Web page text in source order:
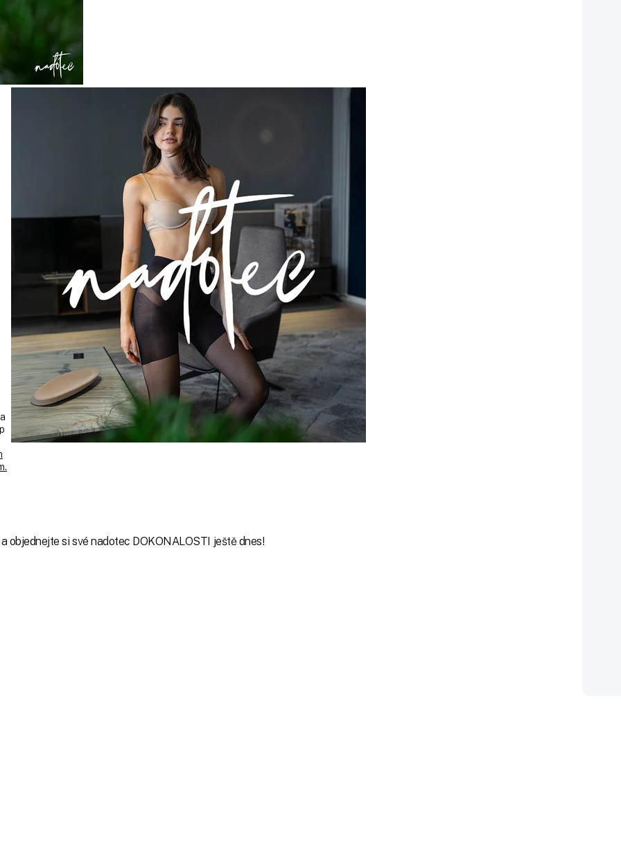
objednejte si své nadotec DOKONALOSTI ještě dnes!